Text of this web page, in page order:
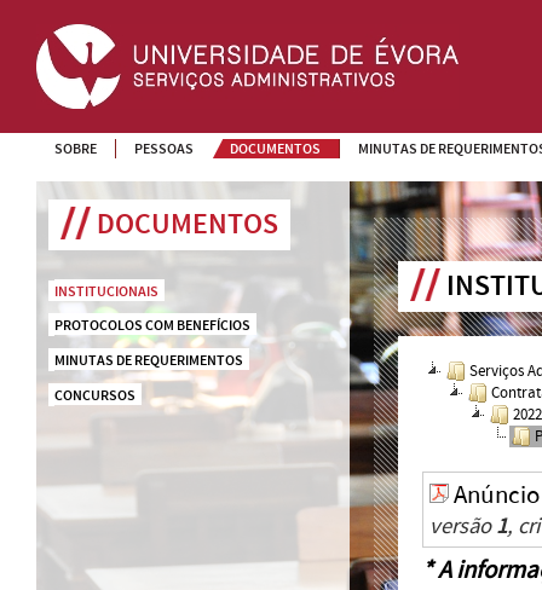
SOBRE PESSOAS DOCUMENTOS MINUTAS DE
DOCUMENTOS
INSTITUCIONAIS
PROTOCOLOS COM BENEFÍCIOS
MINUTAS DE REQUERIMENTOS
CONCURSOS
Serviços
2022
versão1,
* A